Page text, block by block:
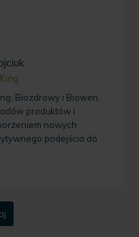
Biozdrowy i Biowen.
produktów i
nowych
podejścia do